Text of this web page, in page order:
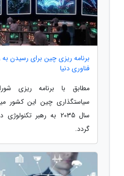
برنامه ریزی چین برای رسیدن
فناوری دنیا
مطابق با برنامه ریزی
سیاستگذاری چین این کشور
سال 2035 به رهبر
گردد.